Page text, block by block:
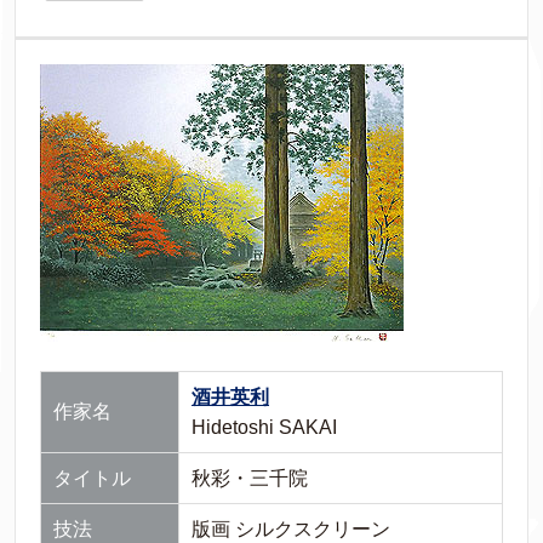
作家名
酒井英利
Hidetoshi SAKAI
タイトル 秋彩・三千院
技法 版画 シルクスクリーン